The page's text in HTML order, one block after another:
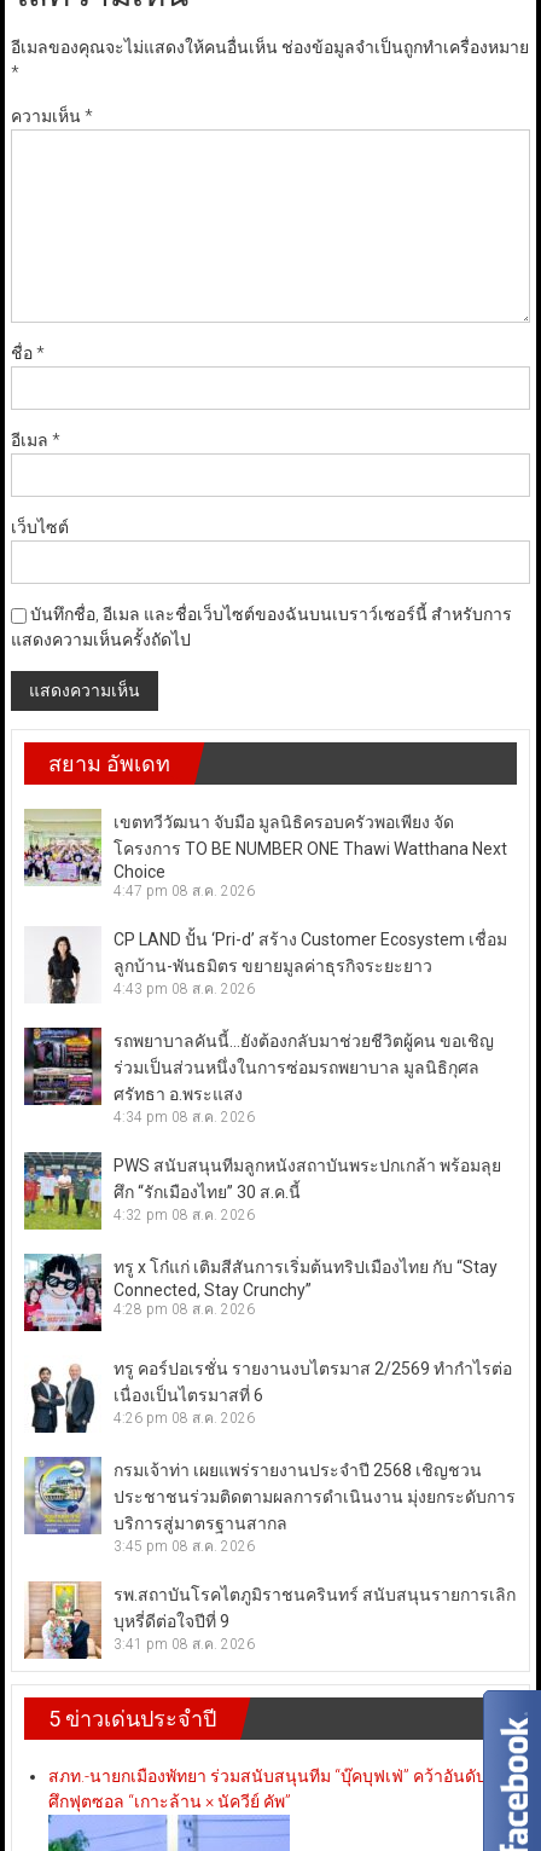
อีเมลของคุณจะไม่แสดงให้คนอื่นเห็น ช่องข้อมูลจำเป็นถูกทำเครื่องหมาย
*
ความเห็น*
ชื่อ*
อีเมล *
เว็บไซต์
บันทึกชื่อ, อีเมล และชื่อเว็บไซต์ของฉันบนเบราว์เซอร์นี้ สำหรับการ
แสดงความเห็นครั้งถัดไป
สยาม อัพเดท
เขตทวีวัฒนา จับมือ มูลนิธิครอบครัวพอเพียง จัด
โครงการ TO BE NUMBER ONE Thawi Watthana Next
Choice
4:47 pm 08 ส.ค. 2026
CP LAND ปั้น ‘Pri-d’ สร้าง Customer Ecosystem เชื่อม
ลูกบ้าน-พันธมิตร ขยายมูลค่าธุรกิจระยะยาว
4:43 pm 08 ส.ค. 2026
รถพยาบาลคันนี้…ยังต้องกลับมาช่วยชีวิตผู้คน ขอเชิญ
ร่วมเป็นส่วนหนึ่งในการซ่อมรถพยาบาล มูลนิธิกุศล
ศรัทธา อ.พระแสง
4:34 pm 08 ส.ค. 2026
PWS สนับสนุนทีมลูกหนังสถาบันพระปกเกล้า พร้อมลุย
ศึก “รักเมืองไทย” 30 ส.ค.นี้
4:32 pm 08 ส.ค. 2026
ทรู x โก๋แก่ เติมสีสันการเริ่มต้นทริปเมืองไทย กับ “Stay
Connected, Stay Crunchy”
4:28 pm 08 ส.ค. 2026
ทรู คอร์ปอเรชั่น รายงานงบไตรมาส 2/2569 ทำกำไรต่อ
เนื่องเป็นไตรมาสที่ 6
4:26 pm 08 ส.ค. 2026
กรมเจ้าท่า เผยแพร่รายงานประจำปี 2568 เชิญชวน
ประชาชนร่วมติดตามผลการดำเนินงาน มุ่งยกระดับการ
บริการสู่มาตรฐานสากล
3:45 pm 08 ส.ค. 2026
รพ.สถาบันโรคไตภูมิราชนครินทร์ สนับสนุนรายการเลิก
บุหรี่ดีต่อใจปีที่ 9
3:41 pm 08 ส.ค. 2026
5 ข่าวเด่นประจำปี
สภท.-นายกเมืองพัทยา ร่วมสนับสนุนทีม “บุ๊คบุฟเฟ่” คว้าอันดับ 3
ศึกฟุตซอล “เกาะล้าน × นัควีย์ คัพ”